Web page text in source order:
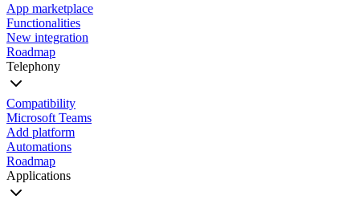
App marketplace
Functionalities
New integration
Roadmap
Telephony
Compatibility
Microsoft Teams
Add platform
Automations
Roadmap
Applications